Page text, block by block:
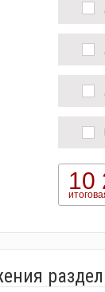
10